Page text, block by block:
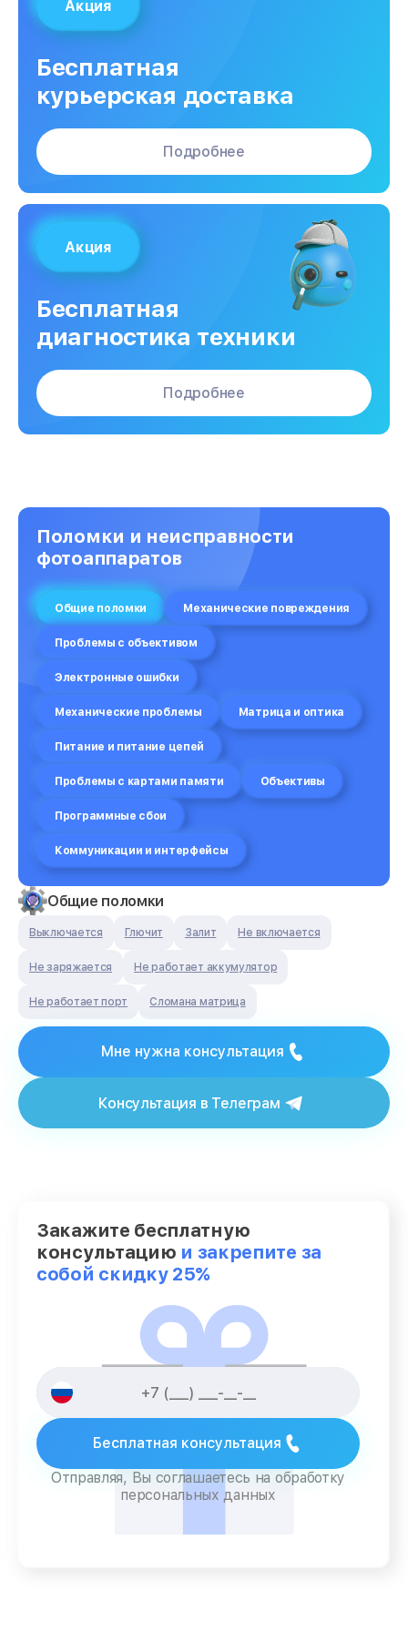
Акция
Бесплатная
курьерская доставка
Подробнее
Акция
Бесплатная
диагностика техники
Подробнее
Поломки и неисправности
фотоаппаратов
Общие поломки Механические повреждения
Проблемы с объективом
Электронные ошибки
Механические проблемы Матрица и оптика
Питание и питание цепей
Проблемы с картами памяти Объективы
Программные сбои
Коммуникации и интерфейсы
Общие поломки
Выключается Глючит Залит Не включается
Не заряжается Не работает аккумулятор
Не работает порт Сломана матрица
Мне нужна консультация
Консультация в Телеграм
Закажите бесплатную
консультацию и закрепите за
собой скидку 25%
Бесплатная консультация
Отправляя, Вы соглашаетесь на обработку
персональных данных